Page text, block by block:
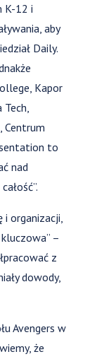
K-12 i
aby
Daily.
Kapor
Centrum
to
nad
organizacji,
–
z
dowody,
Avengers w
że